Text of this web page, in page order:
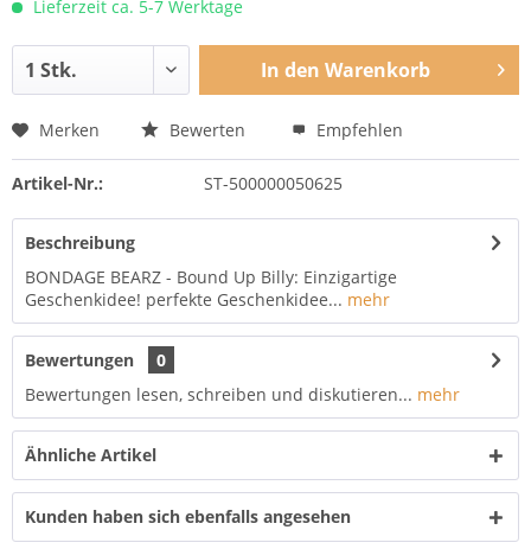
Lieferzeit ca. 5-7 Werktage
In den Warenkorb
Merken Bewerten Empfehlen
Artikel-Nr.: ST-500000050625
Beschreibung
BONDAGE BEARZ - Bound Up Billy: Einzigartige
Geschenkidee! perfekte Geschenkidee... mehr
Bewertungen
0
Bewertungen lesen, schreiben und diskutieren... mehr
Ähnliche Artikel
Kunden haben sich ebenfalls angesehen